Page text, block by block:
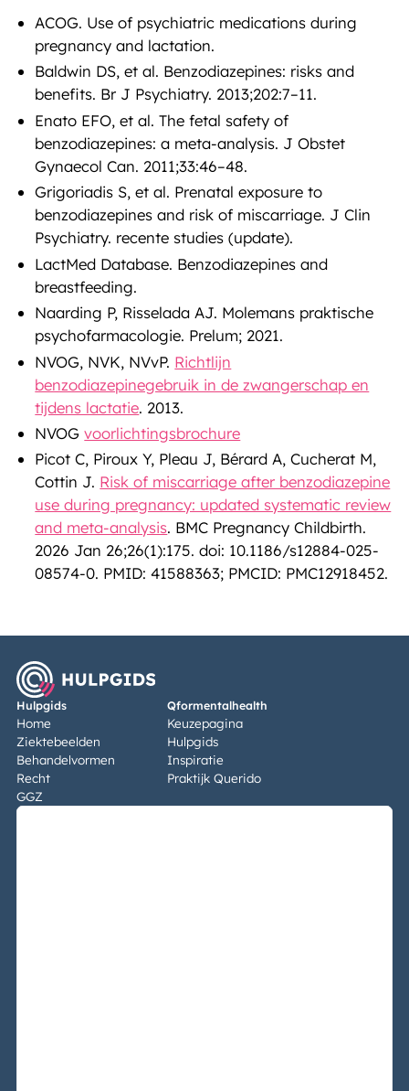
ACOG. Use of psychiatric medications during
pregnancy and lactation.
Baldwin DS, et al. Benzodiazepines: risks and
benefits. Br J Psychiatry. 2013;202:7–11.
Enato EFO, et al. The fetal safety of
benzodiazepines: a meta-analysis. J Obstet
Gynaecol Can. 2011;33:46–48.
Grigoriadis S, et al. Prenatal exposure to
benzodiazepines and risk of miscarriage. J Clin
Psychiatry. recente studies (update).
LactMed Database. Benzodiazepines and
breastfeeding.
Naarding P, Risselada AJ. Molemans praktische
psychofarmacologie. Prelum; 2021.
NVOG, NVK, NVvP. Richtlijn
benzodiazepinegebruik in de zwangerschap en
tijdens lactatie. 2013.
NVOGvoorlichtingsbrochure
Picot C, Piroux Y, Pleau J, Bérard A, Cucherat M,
Cottin J. Risk of miscarriage after benzodiazepine
use during pregnancy: updated systematic review
and meta-analysis. BMC Pregnancy Childbirth.
2026 Jan 26;26(1):175. doi: 10.1186/s12884-025-
08574-0. PMID: 41588363; PMCID: PMC12918452.
Hulpgids
Home
Ziektebeelden
Behandelvormen
Recht
GGZ
Qformentalhealth
Keuzepagina
Hulpgids
Inspiratie
Praktijk Querido